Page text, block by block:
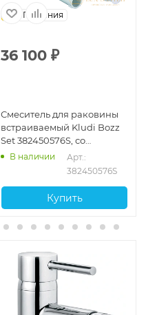
Германия
36 100 ₽
Смеситель для раковины
встраиваемый Kludi Bozz
Set 382450576S, со
встроенной частью, хром
В наличии
Арт.:
382450576S
Купить